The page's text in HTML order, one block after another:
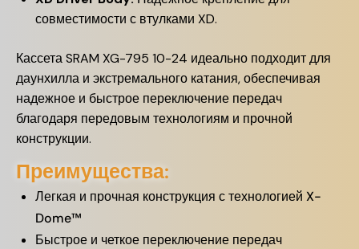
совместимости с втулками XD.
Кассета SRAM XG-795 10-24 идеально подходит для
даунхилла и экстремального катания, обеспечивая
надежное и быстрое переключение передач
благодаря передовым технологиям и прочной
конструкции.
Преимущества:
Легкая и прочная конструкция с технологией X-
Dome™
Быстрое и четкое переключение передач